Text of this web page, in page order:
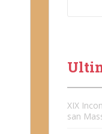
XIX
san